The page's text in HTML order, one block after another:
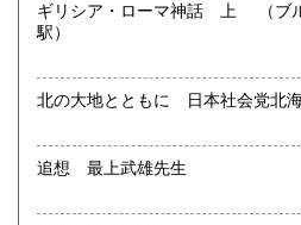
取り扱い分野
総記、哲学宗教、歴史、社会科学
語国文、外国文学、古典籍、近代
カルチャー、古書一般（その他）
書籍全般
ギリシア・ローマ神話 上 （ブルフィンチ作、上弥生子
駅）
北の大地とともに 日本社会党北
追想 最上武雄先生